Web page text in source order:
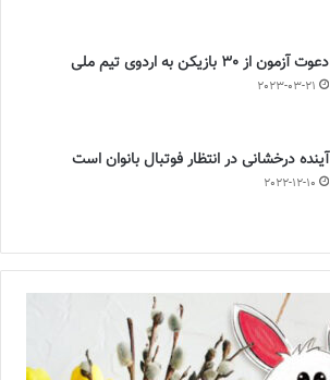
دعوت آزمون از 30 بازیکن به اردوی تیم ملی
2023-03-21
آینده درخشانی در انتظار فوتبال بانوان است
2022-12-10